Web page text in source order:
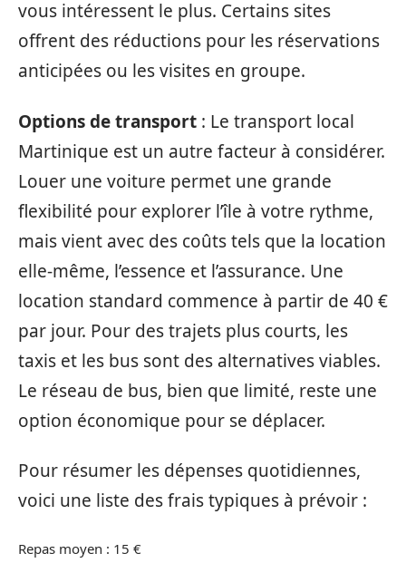
vous intéressent le plus. Certains sites
offrent des réductions pour les réservations
anticipées ou les visites en groupe.
Options de transport : Le transport local
Martinique est un autre facteur à considérer.
Louer une voiture permet une grande
flexibilité pour explorer l’île à votre rythme,
mais vient avec des coûts tels que la location
elle-même, l’essence et l’assurance. Une
location standard commence à partir de 40 €
par jour. Pour des trajets plus courts, les
taxis et les bus sont des alternatives viables.
Le réseau de bus, bien que limité, reste une
option économique pour se déplacer.
Pour résumer les dépenses quotidiennes,
voici une liste des frais typiques à prévoir :
Repas moyen : 15 €